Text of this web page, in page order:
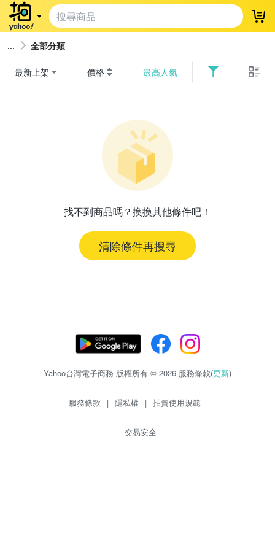
登
全部分類
最新上架 價格 最高人氣
找不到商品嗎？換換其他條件吧！
清除條件再搜尋
Yahoo台灣電子商務 版權所有 © 2026 服務條款(更新)
服務條款 | 隱私權 | 拍賣使用規範
交易安全